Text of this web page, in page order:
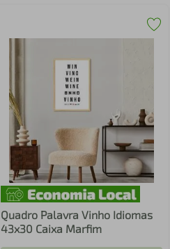
Quadro Palavra Vinho Idiomas
43x30 Caixa Marfim